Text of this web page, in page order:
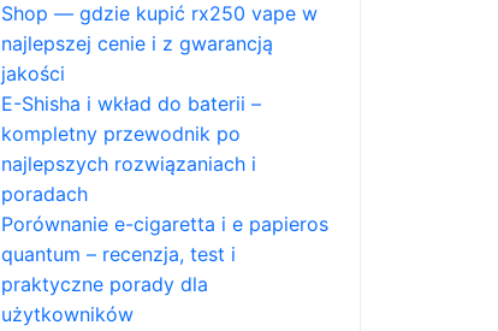
Shop — gdzie kupić rx250 vape w
najlepszej cenie i z gwarancją
jakości
E-Shisha i wkład do baterii –
kompletny przewodnik po
najlepszych rozwiązaniach i
poradach
Porównanie e-cigaretta i e papieros
quantum – recenzja, test i
praktyczne porady dla
użytkowników